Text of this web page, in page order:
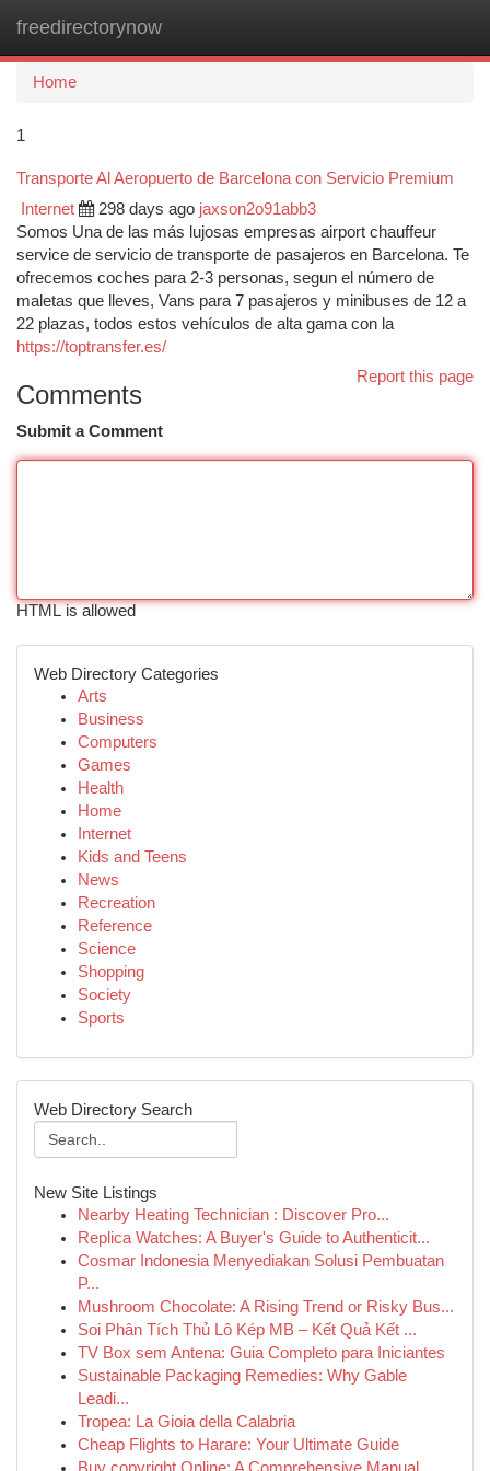
freedirectorynow
Home
1
Transporte Al Aeropuerto de Barcelona con Servicio Premium
Internet 298 days ago jaxson2o91abb3
Somos Una de las más lujosas empresas airport chauffeur
service de servicio de transporte de pasajeros en Barcelona. Te
ofrecemos coches para 2-3 personas, segun el número de
maletas que lleves, Vans para 7 pasajeros y minibuses de 12 a
22 plazas, todos estos vehículos de alta gama con la
https://toptransfer.es/
Report this page
Comments
Submit a Comment
HTML is allowed
Web Directory Categories
Arts
Business
Computers
Games
Health
Home
Internet
Kids and Teens
News
Recreation
Reference
Science
Shopping
Society
Sports
Web Directory Search
New Site Listings
Nearby Heating Technician : Discover Pro...
Replica Watches: A Buyer's Guide to Authenticit...
Cosmar Indonesia Menyediakan Solusi Pembuatan
P...
Mushroom Chocolate: A Rising Trend or Risky Bus...
Soi Phân Tích Thủ Lô Kép MB – Kết Quả Kết ...
TV Box sem Antena: Guia Completo para Iniciantes
Sustainable Packaging Remedies: Why Gable
Leadi...
Tropea: La Gioia della Calabria
Cheap Flights to Harare: Your Ultimate Guide